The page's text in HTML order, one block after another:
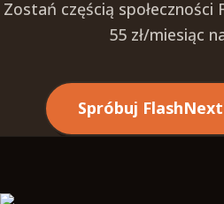
Zostań częścią społeczności
55 zł/miesiąc
Spróbuj